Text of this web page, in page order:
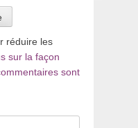
réduire les
sur la façon
sont